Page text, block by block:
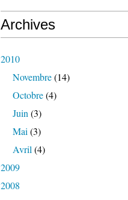
Archives
2010
Novembre(14)
Octobre(4)
Juin (3)
Mai (3)
Avril (4)
2009
2008